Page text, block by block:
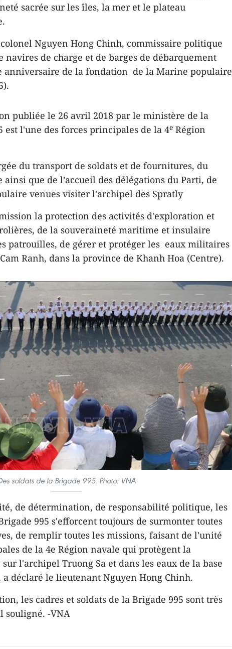
sacrée sur les îles, la mer et le plateau
colonel Nguyen Hong Chinh, commissaire politique
navires de charge et de barges de débarquement
anniversaire de la fondation de la Marine populaire
publiée le 26 avril 2018 par le ministère de la
est l'une des forces principales de la 4e Région
du transport de soldats et de fournitures, du
ainsi que de l’accueil des délégations du Parti, de
venues visiter l'archipel des Spratly
la protection des activités d'exploration et
de la souveraineté maritime et insulaire
patrouilles, de gérer et protéger les eaux militaires
Ranh, dans la province de Khanh Hoa (Centre).
soldats de la Brigade 995. Photo: VNA
de détermination, de responsabilité politique, les
995 s'efforcent toujours de surmonter toutes
de remplir toutes les missions, faisant de l'unité
de la 4e Région navale qui protègent la
l'archipel Truong Sa et dans les eaux de la base
déclaré le lieutenant Nguyen Hong Chinh.
les cadres et soldats de la Brigade 995 sont très
souligné. -VNA